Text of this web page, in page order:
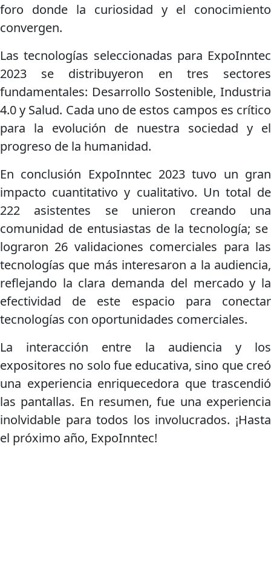
foro donde la curiosidad y el conocimiento
convergen.
Las tecnologías seleccionadas para ExpoInntec
2023 se distribuyeron en tres sectores
fundamentales: Desarrollo Sostenible, Industria
4.0 y Salud. Cada uno de estos campos es crítico
para la evolución de nuestra sociedad y el
progreso de la humanidad.
En conclusión ExpoInntec 2023 tuvo un gran
impacto cuantitativo y cualitativo. Un total de
222 asistentes se unieron creando una
comunidad de entusiastas de la tecnología; se
lograron 26 validaciones comerciales para las
tecnologías que más interesaron a la audiencia,
reflejando la clara demanda del mercado y la
efectividad de este espacio para conectar
tecnologías con oportunidades comerciales.
La interacción entre la audiencia y los
expositores no solo fue educativa, sino que creó
una experiencia enriquecedora que trascendió
las pantallas. En resumen, fue una experiencia
inolvidable para todos los involucrados. ¡Hasta
el próximo año, ExpoInntec!